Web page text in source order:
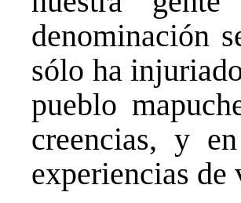
denominación
sólo ha
pueblo
creencias, y
experiencias de